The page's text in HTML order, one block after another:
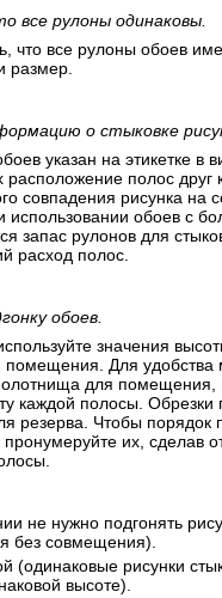
все рулоны одинаковы.
что все рулоны обоев
размер.
о стыковке
указан на этикетке в
полос друг
совпадения рисунка на
использовании обоев с
запас рулонов для
расход полос.
обоев.
значения
помещения. Для удобства
для помещения,
каждой полосы. Обрезки
резерва. Чтобы порядок
их, сделав
не нужно подгонять
без совмещения).
(одинаковые рисунки
высоте).